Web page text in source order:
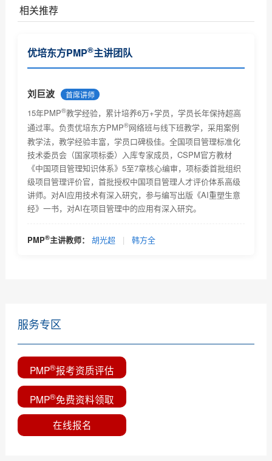
相关推荐
项目...
PMP证书考取流程及相关费用
PMP证书相关情况说明
PMP认证报考条件是什么？
PMP认证主要学习什么？是否对英语有很高的要求
考取PMP证书后对个人今后工作能力有什么帮助吗？能
带来...
PMP项目管理证书含金量有多少？可以挂靠么？
优培东方PMP考试时间及考试题型及考试注意事项介绍
PMP认证与软考高项哪个好考一些？哪个对工作有帮助
优培东方PMP®主讲团队
刘巨波 首席讲师
15年PMP®教学经验，累计培养6万+学员，学员长年保持超高
通过率。负责优培东方PMP®网络班与线下班教学，采用案例
教学法，教学经验丰富，学员口碑极佳。全国项目管理标准化
技术委员会（国家项标委）入库专家成员，CSPM官方教材
《中国项目管理知识体系》5至7章核心编审，项标委首批组织
级项目管理评价官，首批授权中国项目管理人才评价体系高级
讲师。对AI应用技术有深入研究，参与编写出版《AI重塑生意
经》一书，对AI在项目管理中的应用有深入研究。
PMP®主讲教师： 胡光超 | 韩方全
服务专区
PMP®报考资质评估
PMP®免费资料领取
在线报名